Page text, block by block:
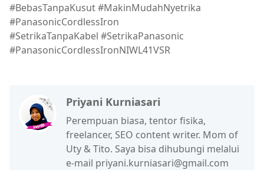
#BebasTanpaKusut #MakinMudahNyetrika
#PanasonicCordlessIron
#SetrikaTanpaKabel #SetrikaPanasonic
#PanasonicCordlessIronNIWL41VSR
Priyani Kurniasari
Perempuan biasa, tentor fisika,
freelancer, SEO content writer. Mom of
Uty & Tito. Saya bisa dihubungi melalui
e-mail priyani.kurniasari@gmail.com